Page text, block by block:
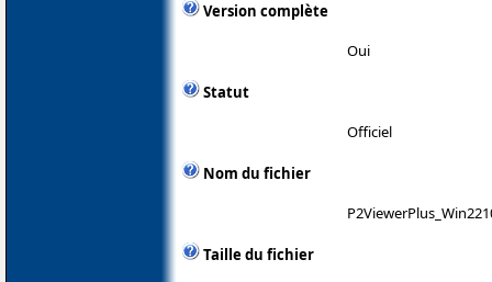
Version complète
Oui
Statut
Officiel
Nom du fichier
Taille du fichier